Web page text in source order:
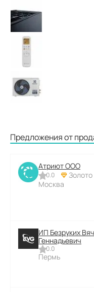
Предложения от
Атриют ООО
0.0
Золото
Москва
ИП Безруких
Геннадьевич
0.0
Пермь